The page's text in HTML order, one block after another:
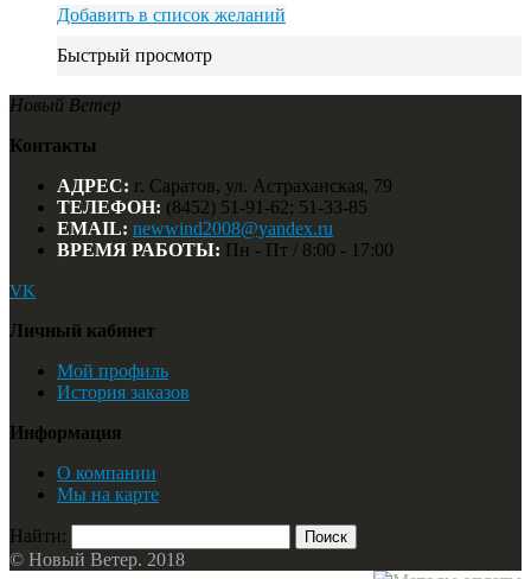
Добавить в список желаний
Быстрый просмотр
Новый Ветер
Контакты
АДРЕС: г. Саратов, ул. Астраханская, 79
ТЕЛЕФОН: (8452) 51-91-62; 51-33-85
EMAIL: newwind2008@yandex.ru
ВРЕМЯ РАБОТЫ: Пн - Пт / 8:00 - 17:00
VK
Личный кабинет
Мой профиль
История заказов
Информация
О компании
Мы на карте
Найти:
© Новый Ветер. 2018